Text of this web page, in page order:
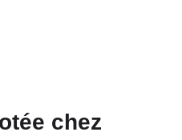
chez